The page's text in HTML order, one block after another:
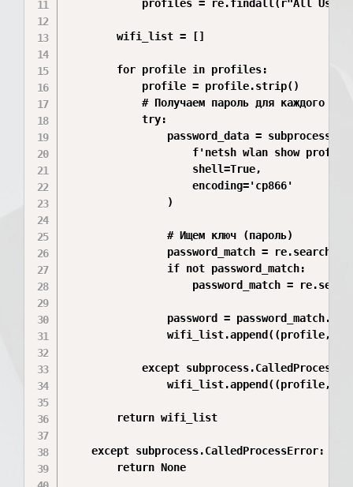
profiles = re.findall(r"All User
        wifi_list = []
        for profile in profiles:
            profile = profile.strip()
# Получаем пароль для каждого
            try:
password_data =
f'netsh wlan show
                    shell=True,
                    encoding='cp866'
                )
                # Ищем ключ (пароль)
password_match =
                if not password_match:
password_match =
password =
wifi_list.append((profile,
except
wifi_list.append((profile,
        return wifi_list
    except subprocess.CalledProcessError:
        return None